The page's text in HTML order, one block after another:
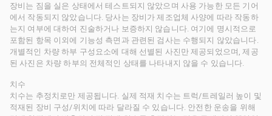
장비는 짐을 실은 상태에서 테스트되지 않았으며 사용 가능한 모든 기어
에서 작동되지 않았습니다. 당사는 장비가 제조업체 사양에 따라 작동하
는지 여부에 대하여 진술하거나 보증하지 않습니다. 여기에 명시적으로
포함된 항목 이외에 기능성 측면과 관련된 검사는 수행되지 않았습니다.
개별적인 차량 하부 구성요소에 대해 선별된 사진만 제공되었으며, 제공
된 사진은 차량 하부의 전체적인 상태를 나타내지 않을 수 있습니다.
치수
치수는 추정치로만 제공됩니다. 실제 적재 치수는 트럭/트레일러 높이 및
적재된 장비 구성/위치에 따라 달라질 수 있습니다. 안전한 운송을 위해